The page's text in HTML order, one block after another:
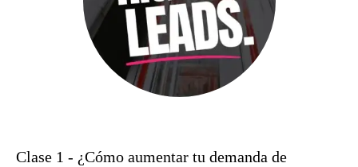
Clase 1 - ¿Cómo aumentar tu demanda de